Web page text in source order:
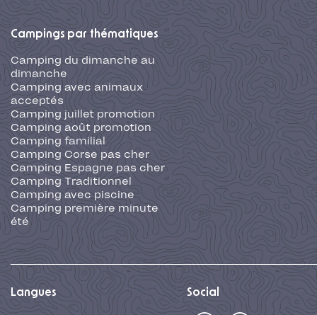
Campings par thématiques
Camping du dimanche au
dimanche
Camping avec animaux
acceptés
Camping juillet promotion
Camping août promotion
Camping familial
Camping Corse pas cher
Camping Espagne pas cher
Camping Traditionnel
Camping avec piscine
Camping première minute
été
Langues Social